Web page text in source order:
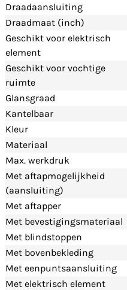
Draadaansluiting
Draadmaat (inch)
Geschikt voor elektrisch
element
Geschikt voor vochtige
ruimte
Glansgraad
Kantelbaar
Kleur
Materiaal
Max. werkdruk
Met aftapmogelijkheid
(aansluiting)
Met aftapper
Met bevestigingsmateriaal
Met blindstoppen
Met bovenbekleding
Met eenpuntsaansluiting
Met elektrisch element